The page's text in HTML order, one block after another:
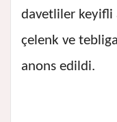
davetliler keyifli
çelenk ve
anons edildi.